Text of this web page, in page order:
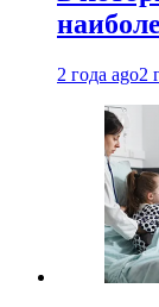
2 года ago2